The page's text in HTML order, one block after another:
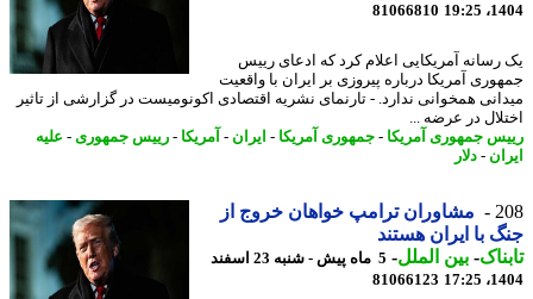
81066810
آمریکایی اعلام کرد که ادعای رییس
آمریکا درباره پیروزی بر ایران با واقعیت
همخوانی ندارد. - تارنمای نشریه اقتصادی اکونومیست در گزارشی از تاثیر
در عرضه ...
جمهوری آمریکا- جمهوری آمریکا- ایران - آمریکا- رییس جمهوری- علیه
- دلار
مشاوران ترامپ خواهان خروج از
با ایران هستند
-بین الملل-
5 ماه پیش - شنبه 23 اسفند
81066123